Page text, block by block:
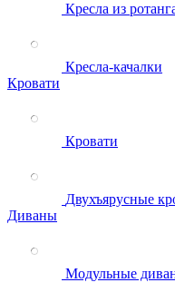
Кресла из
Кресла-качалки
Кровати
Кровати
Двухъярусные
Диваны
Модульные